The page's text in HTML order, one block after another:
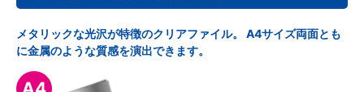
メタリックな光沢が特徴のクリアファイル。 A4サイズ両面とも
に金属のような質感を演出できます。